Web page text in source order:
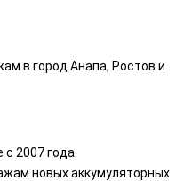
в город Анапа, Ростов и
2007 года.
новых аккумуляторных